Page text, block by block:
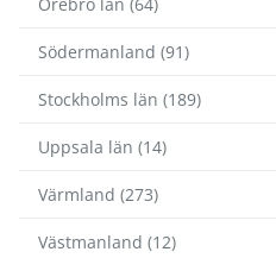
Södermanland (91)
Stockholms län (189)
Uppsala län (14)
Värmland (273)
Västmanland (12)